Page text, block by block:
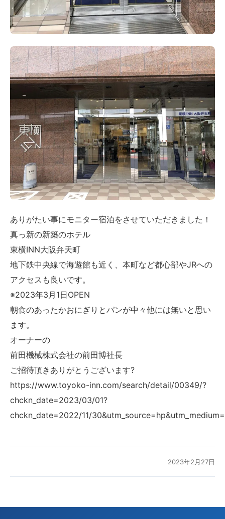
ありがたい事にモニター宿泊をさせていただきました！
真っ新の新築のホテル
東横INN大阪弁天町
地下鉄中央線で海遊館も近く、本町など都心部やJRへの
アクセスも良いです。
※2023年3月1日OPEN
朝食のあったかおにぎりとパンが中々他には無いと思い
ます。
オーナーの
前田機械株式会社の前田博社長
ご招待頂きありがとうございます?
https://www.toyoko-inn.com/search/detail/00349/?
chckn_date=2023/03/01?
chckn_date=2022/11/
2023年2月27日